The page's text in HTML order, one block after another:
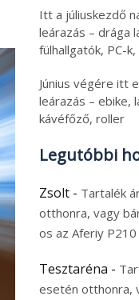
Itt a júliuskezdő
leárazás – drága
fülhallgatók, PC-
Június végére itt
leárazás – ebike,
kávéfőző, roller
Legutóbbi
Zsolt - Tartalék
otthonra, vagy
os az Aferiy P210
Tesztaréna -
esetén otthonra,